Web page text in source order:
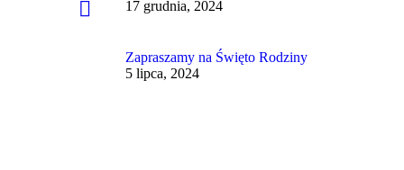
17 grudnia, 2024
Zapraszamy na Święto Rodziny
5 lipca, 2024